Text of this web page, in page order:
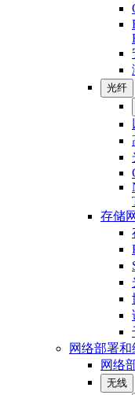
光纤
存储
网络部署和
网络
无线